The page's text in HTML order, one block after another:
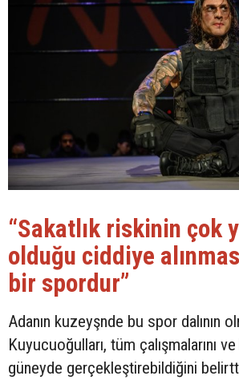
“Sakatlık riskinin çok
olduğu ciddiye
bir spordur”
Adanın kuzeyşnde bu spor dalının
Kuyucuoğulları, tüm çalışmalarını ve
güneyde gerçekleştirebildiğini